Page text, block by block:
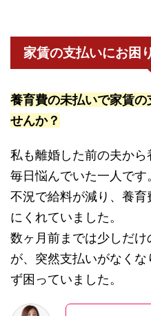
家賃の支払いにお困
養育費の未払いで家賃
せんか？
私も離婚した前の夫か
毎日悩んでいた一人です
不況で給料が減り、養
にくれていました。
数ヶ月前までは少しだ
が、突然支払いがなく
ず困っていました。